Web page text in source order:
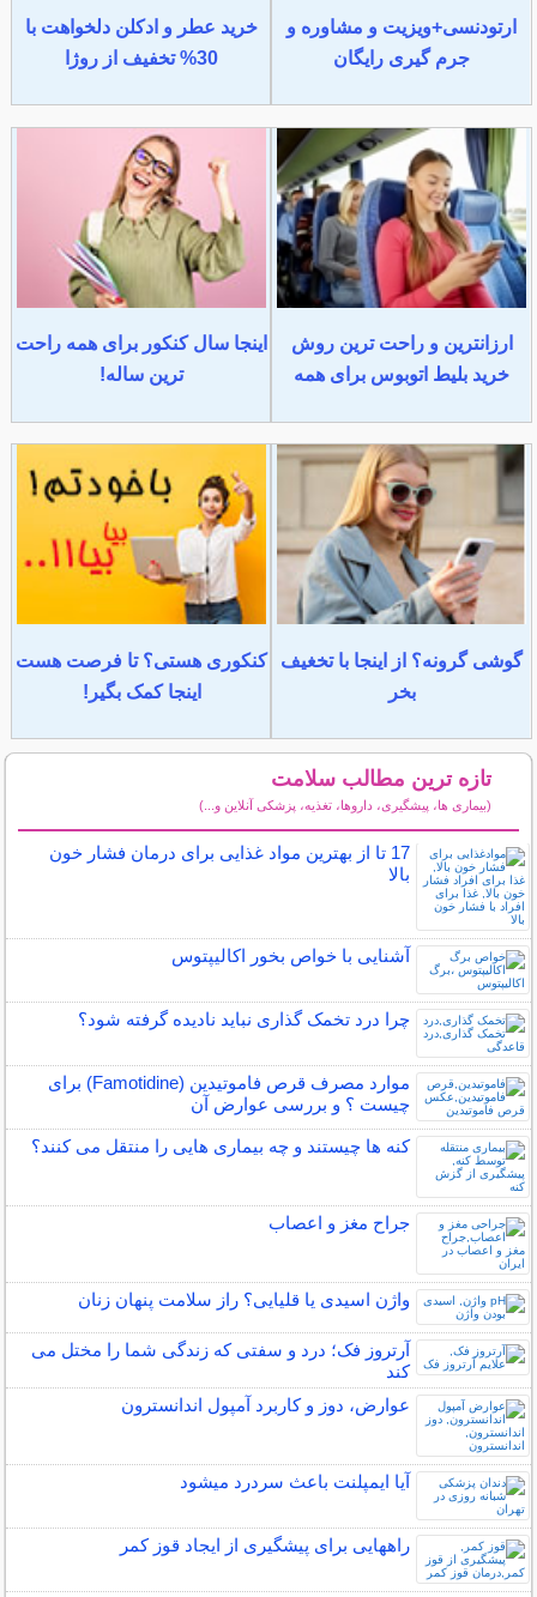
ارتودنسی+ویزیت و مشاوره و
جرم گیری رایگان
خرید عطر و ادکلن دلخواهت با
30% تخفیف از روژا
ارزانترین و راحت ترین روش
خرید بلیط اتوبوس برای همه
اینجا سال کنکور برای همه راحت
ترین ساله!
گوشی گرونه؟ از اینجا با تخغیف
بخر
کنکوری هستی؟ تا فرصت هست
اینجا کمک بگیر!
تازه ترین مطالب سلامت
(بیماری ها، پیشگیری، داروها، تغذیه، پزشکی آنلاین و...)
17 تا از بهترین مواد غذایی برای درمان فشار خون
بالا
آشنایی با خواص بخور اکالیپتوس
چرا درد تخمک گذاری نباید نادیده گرفته شود؟
موارد مصرف قرص فاموتیدین (Famotidine) برای
چیست ؟ و بررسی عوارض آن
کنه ها چیستند و چه بیماری هایی را منتقل می کنند؟
جراح مغز و اعصاب
واژن اسیدی یا قلیایی؟ راز سلامت پنهان زنان
آرتروز فک؛ درد و سفتی که زندگی شما را مختل می
کند
عوارض، دوز و کاربرد آمپول اندانسترون
آیا ایمپلنت باعث سردرد میشود
راههایی برای پیشگیری از ایجاد قوز کمر